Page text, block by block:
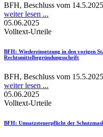
BFH, Beschluss vom
weiter lesen ...
05.06.2025
Volltext-Urteile
BFH: Wiedereinsetzung in den vorigen
Rechtsmittelbegründungsschrift
BFH, Beschluss vom
weiter lesen ...
05.06.2025
Volltext-Urteile
BFH: Umsatzsteuerpflicht der